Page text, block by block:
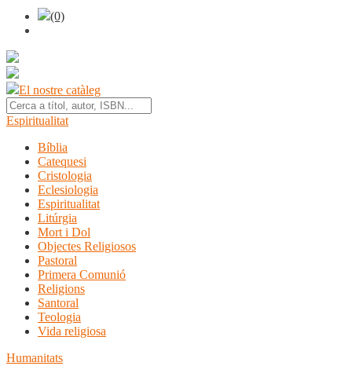
(0)
El nostre catàleg
Espiritualitat
Bíblia
Catequesi
Cristologia
Eclesiologia
Espiritualitat
Litúrgia
Mort i Dol
Objectes Religiosos
Pastoral
Primera Comunió
Religions
Santoral
Teologia
Vida religiosa
Humanitats